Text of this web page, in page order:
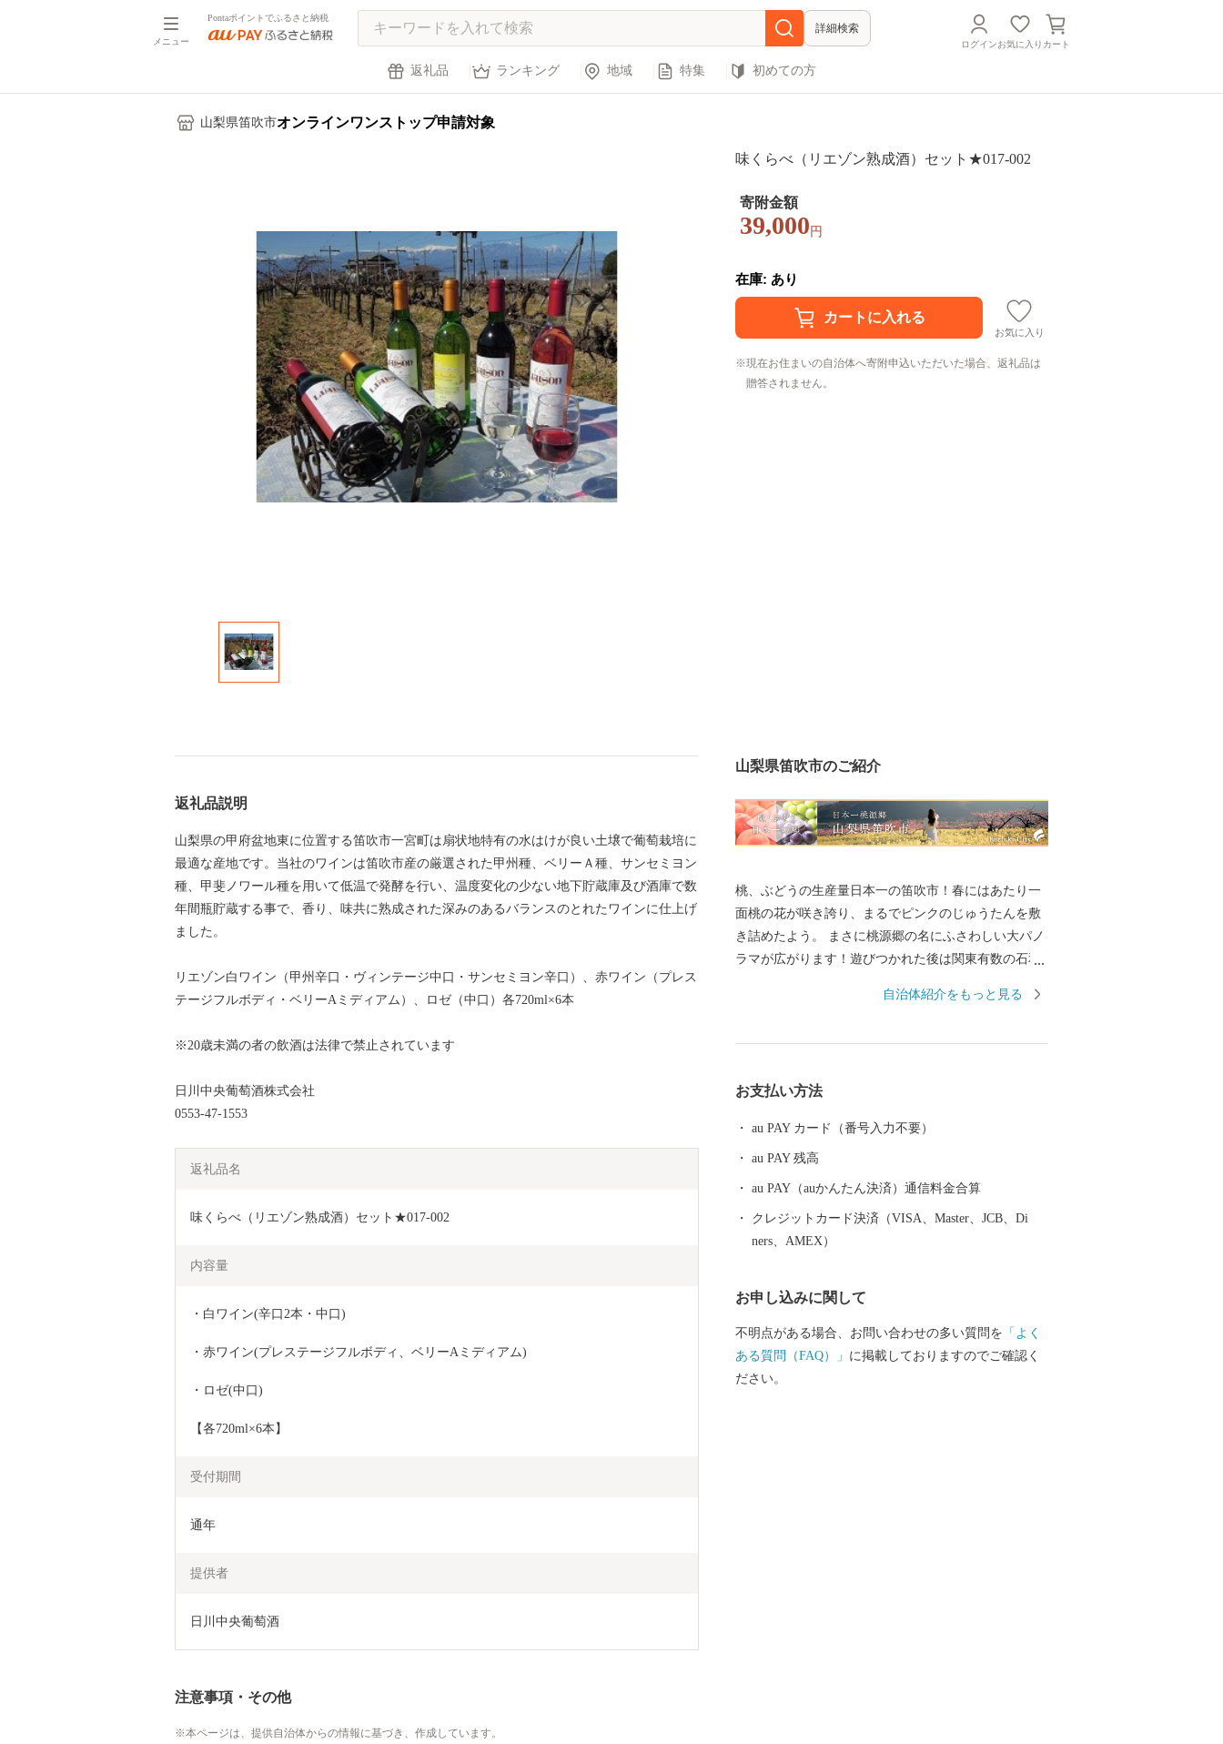
メニュー
Pontaポイントでふるさと納税
詳細検索
ログインお気に入り カート
返礼品 ランキング 地域 特集 初めての方
山梨県笛吹市オンラインワンストップ申請対象
味くらべ（リエゾン熟成酒）セット★017-002
寄附金額
39,000 円
在庫: あり
お気に入り
現在お住まいの自治体へ寄附申込いただいた場合、返礼品は
贈答されません。
返礼品説明
山梨県の甲府盆地東に位置する笛吹市一宮町は扇状地特有の水はけが良い土壌で葡萄栽培に
最適な産地です。当社のワインは笛吹市産の厳選された甲州種、ベリーＡ種、サンセミヨン
種、甲斐ノワール種を用いて低温で発酵を行い、温度変化の少ない地下貯蔵庫及び酒庫で数
年間瓶貯蔵する事で、香り、味共に熟成された深みのあるバランスのとれたワインに仕上げ
ました。
リエゾン白ワイン（甲州辛口・ヴィンテージ中口・サンセミヨン辛口）、赤ワイン（プレス
テージフルボディ・ベリーAミディアム）、ロゼ（中口）各720ml×6本
※20歳未満の者の飲酒は法律で禁止されています
日川中央葡萄酒株式会社
0553-47-1553
返礼品名
味くらべ（リエゾン熟成酒）セット★017-002
内容量
・白ワイン(辛口2本・中口)
・赤ワイン(プレステージフルボディ、ベリーAミディアム)
・ロゼ(中口)
【各720ml×6本】
受付期間
通年
提供者
日川中央葡萄酒
注意事項・その他
本ページは、提供自治体からの情報に基づき、作成しています。
山梨県笛吹市のご紹介
桃、ぶどうの生産量日本一の笛吹市！春にはあたり一
面桃の花が咲き誇り、まるでピンクのじゅうたんを敷
き詰めたよう。 まさに桃源郷の名にふさわしい大パノ
ラマが広がります！遊びつかれた後は関東有数の石和
ュしてください！ 特に当市のオススメは、子供から大
自治体紹介をもっと見る
お支払い方法
au PAY カード（番号入力不要）
au PAY 残高
au PAY（auかんたん決済）通信料金合算
クレジットカード決済（VISA、Master、JCB、Di
ners、AMEX）
お申し込みに関して
不明点がある場合、お問い合わせの多い質問を 「よく
ある質問（FAQ）」 に掲載しておりますのでご確認く
ださい。